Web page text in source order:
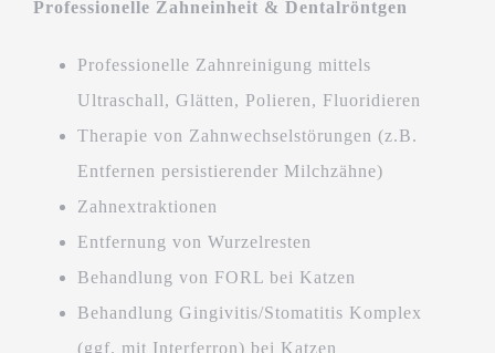
Professionelle Zahneinheit & Dentalröntgen
Professionelle Zahnreinigung mittels
Ultraschall, Glätten, Polieren, Fluoridieren
Therapie von Zahnwechselstörungen (z.B.
Entfernen persistierender Milchzähne)
Zahnextraktionen
Entfernung von Wurzelresten
Behandlung von FORL bei Katzen
Behandlung Gingivitis/Stomatitis Komplex
(ggf. mit Interferron) bei Katzen